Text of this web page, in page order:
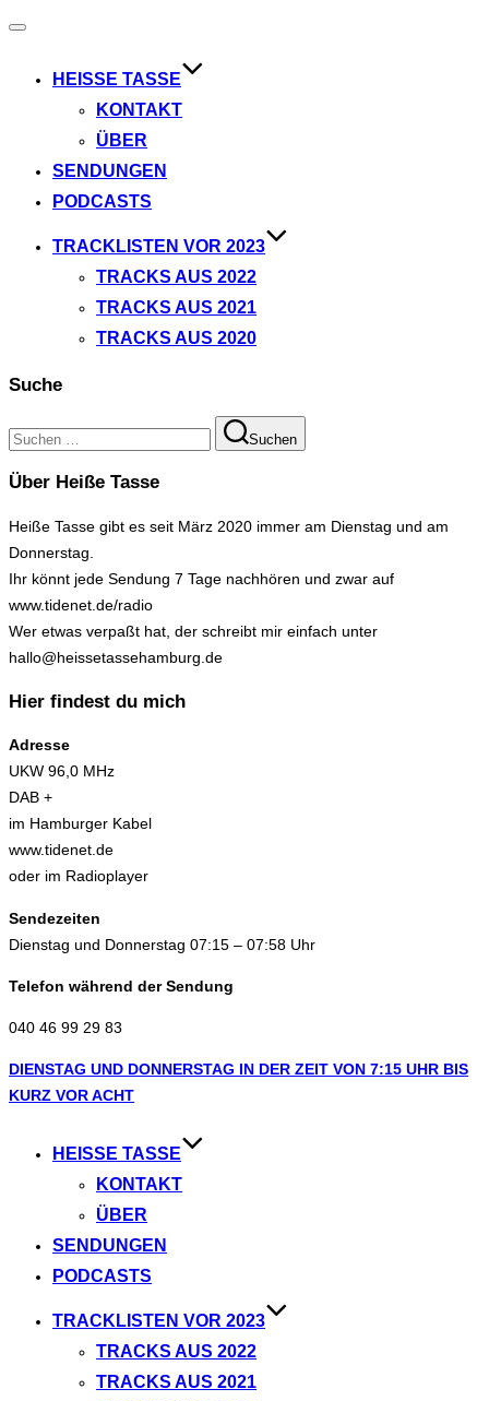
Navigation
HEISSE TASSE
KONTAKT
ÜBER
SENDUNGEN
PODCASTS
TRACKLISTEN VOR 2023
TRACKS AUS 2022
TRACKS AUS 2021
TRACKS AUS 2020
Suche
Suchen
nach:
Suchen
Über Heiße Tasse
Heiße Tasse gibt es seit März 2020 immer am Dienstag und am
Donnerstag.
Ihr könnt jede Sendung 7 Tage nachhören und zwar auf
www.tidenet.de/radio
Wer etwas verpaßt hat, der schreibt mir einfach unter
hallo@heissetassehamburg.de
Hier findest du mich
Adresse
UKW 96,0 MHz
DAB +
im Hamburger Kabel
www.tidenet.de
oder im Radioplayer
Sendezeiten
Dienstag und Donnerstag 07:15 – 07:58 Uhr
Telefon während der Sendung
040 46 99 29 83
Zum
Inhalt
DIENSTAG UND DONNERSTAG IN DER ZEIT VON 7:15 UHR BIS
KURZ VOR ACHT
HEISSE TASSE
KONTAKT
ÜBER
SENDUNGEN
PODCASTS
TRACKLISTEN VOR 2023
TRACKS AUS 2022
TRACKS AUS 2021